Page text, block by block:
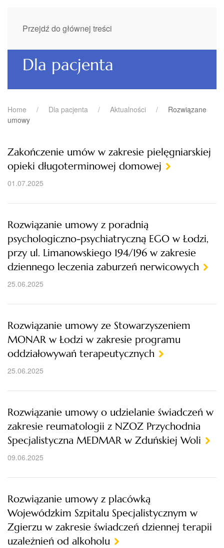
Przejdź do głównej treści
Dla pacjenta
Home Dla pacjenta Aktualności
Rozwiązane
umowy
Zakończenie umów w zakresie pielęgniarskiej
opieki długoterminowej domowej
01.07.2025
Rozwiązanie umowy z poradnią
psychologiczno-psychiatryczną EGO w Łodzi,
przy ul. Limanowskiego 194/196 w zakresie
dziennego leczenia zaburzeń nerwicowych
25.06.2025
Rozwiązanie umowy ze Stowarzyszeniem
MONAR w Łodzi w zakresie programu
oddziałowywań terapeutycznych
25.06.2025
Rozwiązanie umowy o udzielanie świadczeń w
zakresie reumatologii z NZOZ Przychodnia
Specjalistyczna MEDMAR w Zduńskiej Woli
09.06.2025
Rozwiązanie umowy z placówką
Wojewódzkim Szpitalu Specjalistycznym w
Zgierzu w zakresie świadczeń dziennej terapii
uzależnień od alkoholu